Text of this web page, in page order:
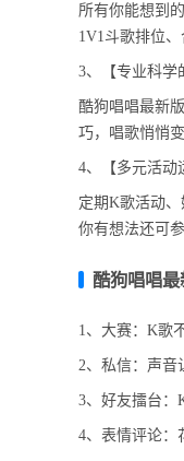
所有你能想到
1V1斗歌排位
3、【专业科学
酷狗唱唱最新
巧，唱歌悄悄
4、【多元活动
定期K歌活动
你有想法还可
酷狗唱唱
1、大赛：K歌
2、私信：声音
3、好友擂台：
4、表情评论：